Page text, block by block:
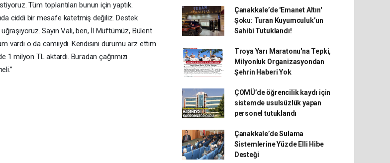
Tüm toplantıları bunun için yaptık.
ciddi bir mesafe katetmiş değiliz. Destek
Sayın Vali, ben, İl Müftümüz, Bülent
vardı o da camiiydi. Kendisini durumu arz ettim.
milyon TL aktardı. Buradan çağrımızı
Çanakkale’de 'Emanet Altın'
Şoku: Turan Kuyumculuk’un
Sahibi Tutuklandı!
Troya Yarı Maratonu'na Tepki,
Milyonluk Organizasyondan
Şehrin Haberi Yok
ÇOMÜ’de öğrencilik kaydı için
sistemde usulsüzlük yapan
personel tutuklandı
Çanakkale’de Sulama
Sistemlerine Yüzde Elli Hibe
Desteği